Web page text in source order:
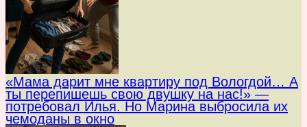
«Мама дарит мне квартиру под Вологдой… А
ты перепишешь свою двушку на нас!» —
потребовал Илья. Но Марина выбросила их
чемоданы в окно